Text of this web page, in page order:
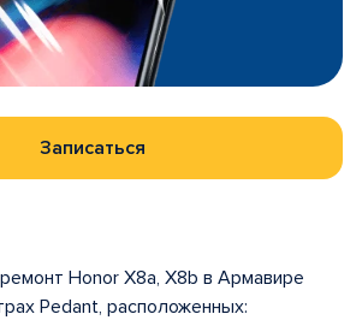
Записаться
Honor X8a, X8b в Армавире
Pedant, расположенных: